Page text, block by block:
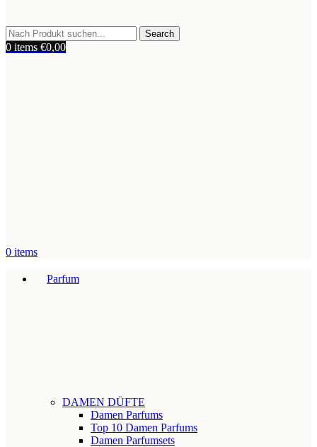
Search
0 items €0,00
0 items
Parfum
DAMEN DÜFTE
Damen Parfums
Top 10 Damen Parfums
Damen Parfumsets